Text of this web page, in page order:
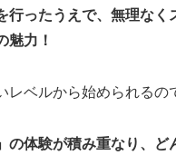
行ったうえで、無理なく
魅力！
レベルから始められるの
の体験が積み重なり、ど